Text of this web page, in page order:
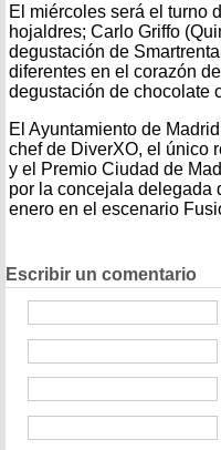
El miércoles será el turno
hojaldres; Carlo Griffo
degustación de
diferentes en el corazón
degustación de chocolate
El Ayuntamiento de
chef de DiverXO, el único
y el Premio Ciudad de
por la concejala delegada
enero en el escenario
Escribir un comentario